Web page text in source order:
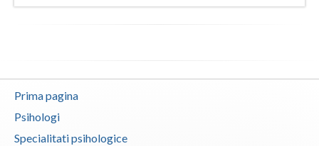
Prima pagina
Psihologi
Specialitati psihologice